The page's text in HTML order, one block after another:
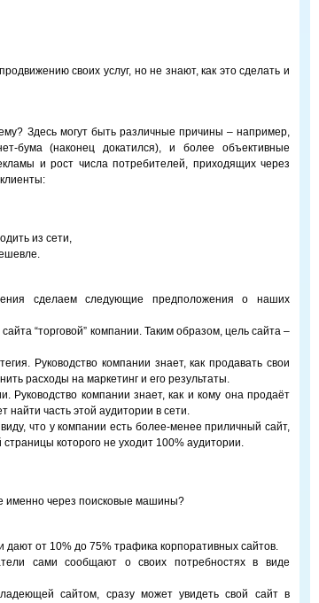
своих услуг, но не знают, как это сделать и
Здесь могут быть различные причины – например,
бума (наконец докатился), и более объективные
и рост числа потребителей, приходящих через
из сети,
сделаем следующие предположения о наших
“торговой” компании. Таким образом, цель сайта –
Руководство компании знает, как продавать свои
расходы на маркетинг и его результаты.
Руководство компании знает, как и кому она продаёт
найти часть этой аудитории в сети.
что у компании есть более-менее приличный сайт,
которого не уходит 100% аудитории.
именно через поисковые машины?
от 10% до 75% трафика корпоративных сайтов.
сами сообщают о своих потребностях в виде
сайтом, сразу может увидеть свой сайт в